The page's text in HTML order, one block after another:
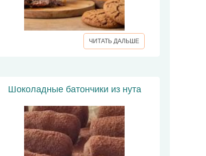
ЧИТАТЬ ДАЛЬШЕ
Шоколадные батончики из нута